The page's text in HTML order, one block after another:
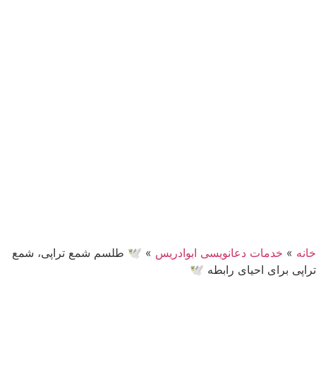
خانه » خدمات دعانویسی ابوادریس » 🕊 طلسم شمع تراپی، شمع
تراپی برای احیای رابطه 🕊